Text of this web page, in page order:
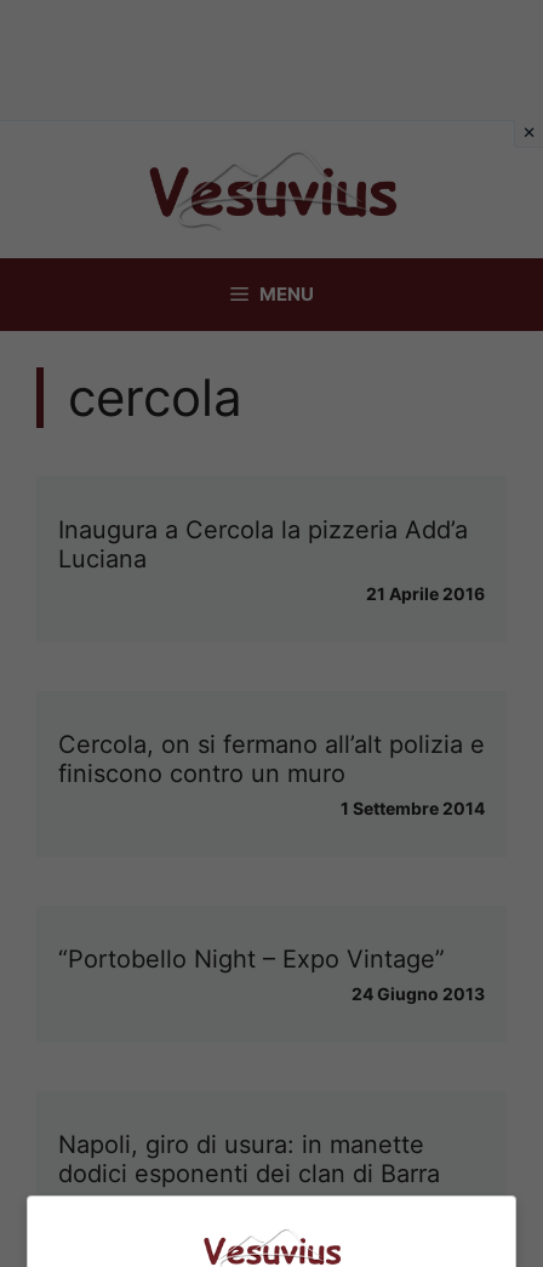
MENU
cercola
Inaugura a Cercola la pizzeria Add’a
Luciana
21 Aprile 2016
Cercola, on si fermano all’alt polizia e
finiscono contro un muro
1 Settembre 2014
“Portobello Night – Expo Vintage”
24 Giugno 2013
Napoli, giro di usura: in manette
dodici esponenti dei clan di Barra